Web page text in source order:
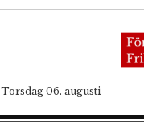
Torsdag 06. augusti